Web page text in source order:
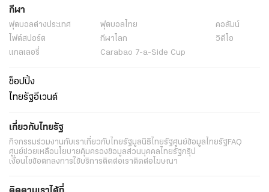
กีฬา
ฟุตบอลต่่างประเทศ ฟุตบอลไทย
คอลัมน์
ไฟต์สปอร์ต
กีฬาโลก
วิดีโอ
แกลเลอรี่
Carabao 7-a-Side Cup
ช็อปปิ้ง
ไทยรัฐอีเวนต์
เกี่ยวกับไทยรัฐ
กิจกรรมร่วมงานกับเราเกี่ยวกับไทยรัฐมูลนิธิไทยรัฐศูนย์ข้อมูลไทยรัฐFAQ
ศูนย์ช่วยเหลือนโยบายคุ้มครองข้อมูลส่วนบุคคลไทยรัฐกรุ๊ป
เงื่อนไขข้อตกลงการใช้บริการติดต่อเราติดต่อโฆษณา